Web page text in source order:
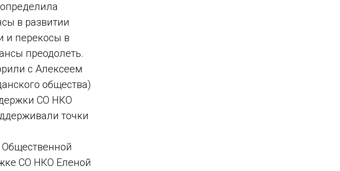
в развитии
и перекосы в
преодолеть.
с Алексеем
общества)
СО НКО
точки
СО НКО Еленой